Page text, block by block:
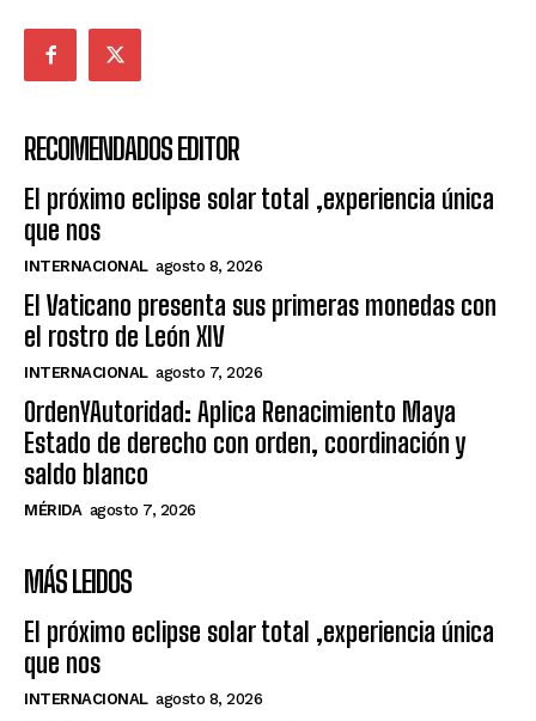
RECOMENDADOS EDITOR
El próximo eclipse solar total ,experiencia única
que nos
INTERNACIONAL agosto 8, 2026
El Vaticano presenta sus primeras monedas con
el rostro de León XIV
INTERNACIONAL agosto 7, 2026
OrdenYAutoridad: Aplica Renacimiento Maya
Estado de derecho con orden, coordinación y
saldo blanco
MÉRIDA agosto 7, 2026
MÁS LEIDOS
El próximo eclipse solar total ,experiencia única
que nos
INTERNACIONAL agosto 8, 2026